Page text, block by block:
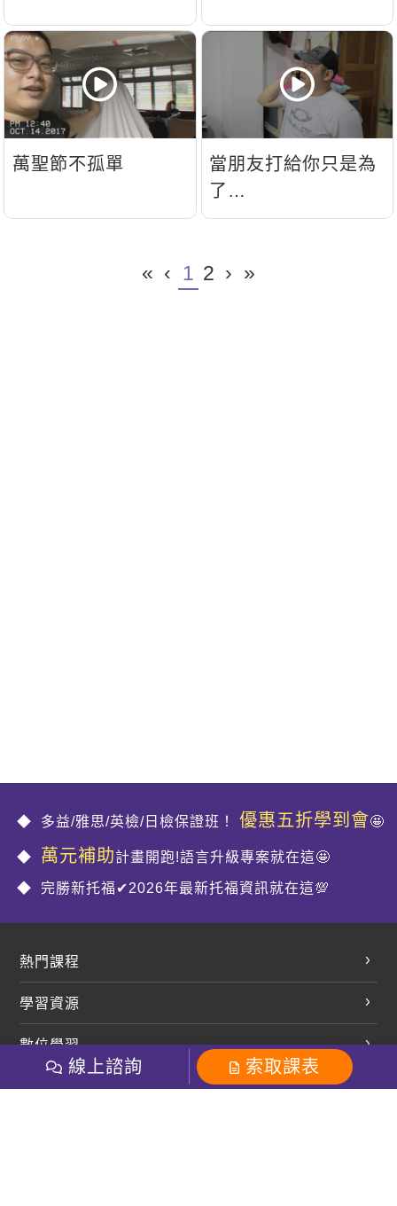
萬聖節不孤單
當朋友打給你只是為
了…
« ‹ 1 2 › »
多益/雅思/英檢/日檢保證班！ 優惠五折學到會🤩
萬元補助計畫開跑!語言升級專案就在這🤩
完勝新托福✔2026年最新托福資訊就在這💯
熱門課程
開口溜英文
學習資源
開課查詢
數位學習
巨匠美語數位學院
社群
線上諮詢 索取課表